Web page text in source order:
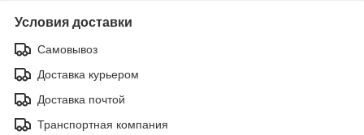
Условия доставки
Самовывоз
Доставка курьером
Доставка почтой
Транспортная компания